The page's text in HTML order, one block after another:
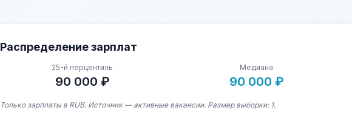
Распределение зарплат
25-й перцентиль
90 000 ₽
Медиана
90 000 ₽
Только зарплаты в RUB. Источник — активные вакансии. Размер выборки: 1.